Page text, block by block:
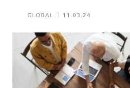
GLOBAL 11.03.24